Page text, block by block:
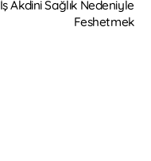
İş Akdini Sağlık Nedeniyle
Feshetmek